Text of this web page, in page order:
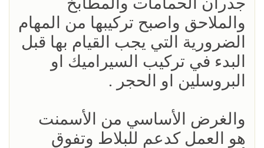
والملاحق واصبح تركيبها من المهام
الضرورية التي يجب القيام بها قبل
البدء في تركيب السيراميك او
البروسلين او الحجر .
والغرض الأساسي من الأسمنت
هو العمل كدعم للبلاط وتفوق